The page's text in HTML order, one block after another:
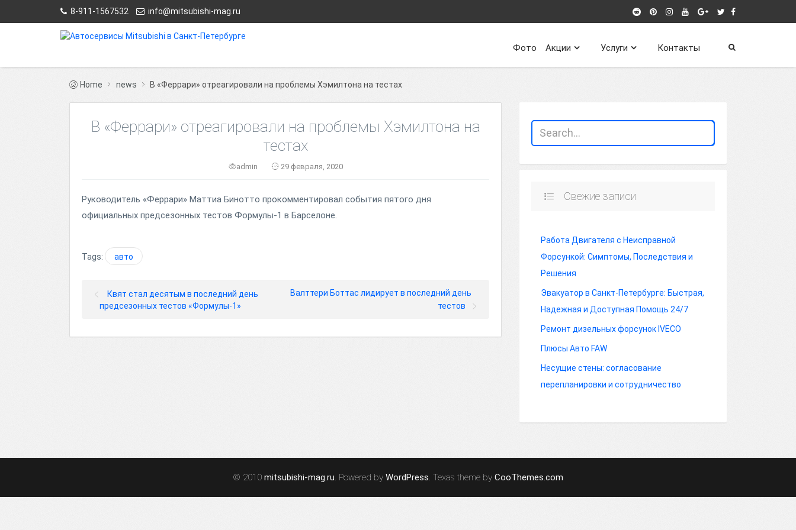
8-911-1567532 info@mitsubishi-mag.ru
Контакты
Услуги
Акции
Фото
Home news В «Феррари» отреагировали на проблемы Хэмилтона на тестах
В «Феррари» отреагировали на проблемы Хэмилтона на
тестах
admin 29 февраля, 2020
Руководитель «Феррари» Маттиа Бинотто прокомментировал события пятого дня
официальных предсезонных тестов Формулы-1 в Барселоне.
Tags: авто
Квят стал десятым в последний день
предсезонных тестов «Формулы-1»
Валттери Боттас лидирует в последний день
тестов
Свежие записи
Работа Двигателя с Неисправной
Форсункой: Симптомы, Последствия и
Решения
Эвакуатор в Санкт-Петербурге: Быстрая,
Надежная и Доступная Помощь 24/7
Ремонт дизельных форсунок IVECO
Плюсы Авто FAW
Несущие стены: согласование
перепланировки и сотрудничество
© 2010 mitsubishi-mag.ru. Powered by WordPress. Texas theme by CooThemes.com